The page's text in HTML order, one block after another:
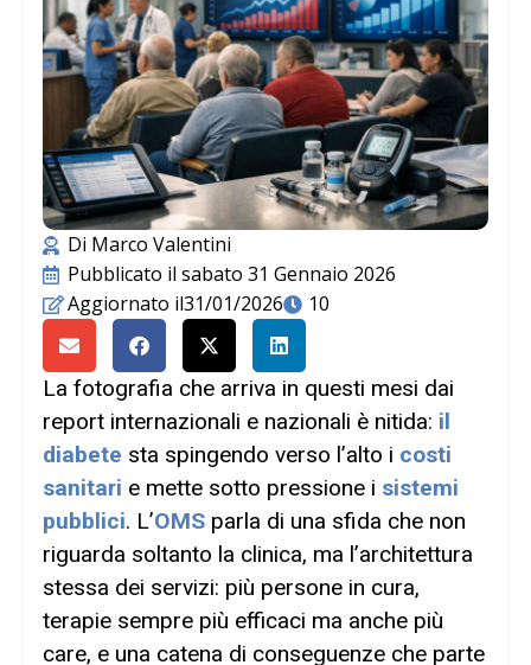
Di Marco Valentini
Pubblicato il sabato 31 Gennaio 2026
Aggiornato il31/01/2026
10
La fotografia che arriva in questi mesi dai
report internazionali e nazionali è nitida: il
diabete sta spingendo verso l’alto i costi
sanitari e mette sotto pressione i sistemi
pubblici. L’OMS parla di una sfida che non
riguarda soltanto la clinica, ma l’architettura
stessa dei servizi: più persone in cura,
terapie sempre più efficaci ma anche più
care, e una catena di conseguenze che parte